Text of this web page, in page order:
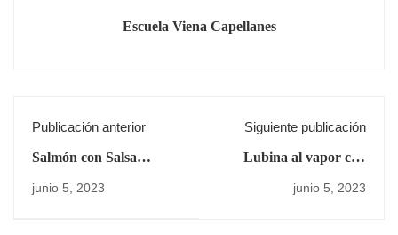
Escuela Viena Capellanes
Publicación anterior
Salmón con Salsa
junio 5, 2023
Siguiente publicación
Lubina al vapor con
junio 5, 2023